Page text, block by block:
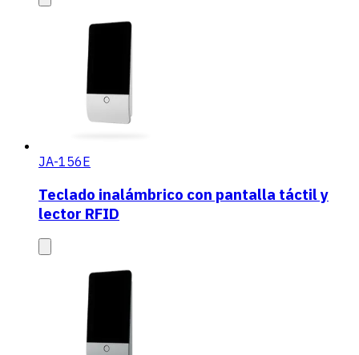
JA-156E
Teclado inalámbrico con pantalla táctil y
lector RFID